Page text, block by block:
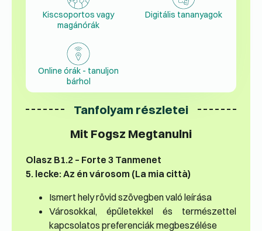
Kiscsoportos vagy
magánórák
Digitális tananyagok
Online órák - tanuljon
bárhol
Tanfolyam részletei
Mit Fogsz Megtanulni
Olasz B1.2 – Forte 3 Tanmenet
5. lecke: Az én városom (La mia città)
Ismert hely rövid szövegben való leírása
Városokkal, épületekkel és természettel
kapcsolatos preferenciák megbeszélése